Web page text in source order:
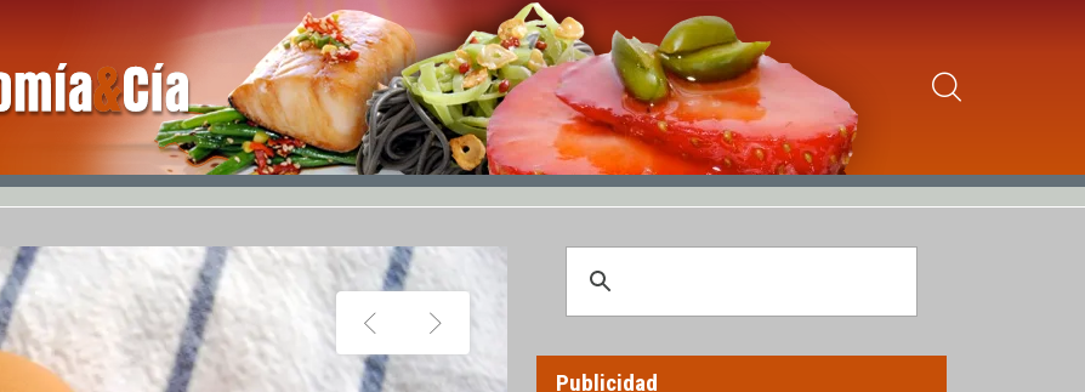
Publicidad